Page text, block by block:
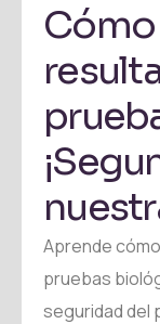
Cómo
Aprende
pruebas
seguridad del